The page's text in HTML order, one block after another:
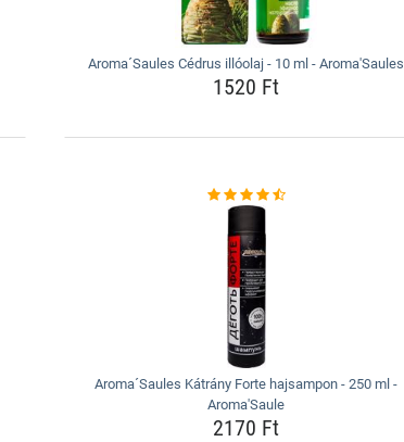
Aroma´Saules Cédrus illóolaj - 10 ml - Aroma'Saules
1520 Ft
Aroma´Saules Kátrány Forte hajsampon - 250 ml -
Aroma'Saule
2170 Ft